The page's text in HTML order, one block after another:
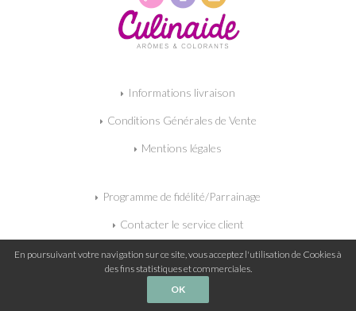
Informations livraison
Conditions Générales de Vente
Mentions légales
Programme de fidélité/Parrainage
Contacter le service client
Mon panier
En poursuivant votre navigation sur ce site, vous acceptez l'utilisation de Cookies à
des fins statistiques et commerciales.
OK